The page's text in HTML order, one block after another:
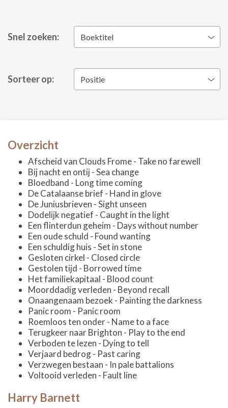
Snel zoeken: Boektitel
Sorteer op: Positie
Overzicht
Afscheid van Clouds Frome - Take no farewell
Bij nacht en ontij - Sea change
Bloedband - Long time coming
De Catalaanse brief - Hand in glove
De Juniusbrieven - Sight unseen
Dodelijk negatief - Caught in the light
Een flinterdun geheim - Days without number
Een oude schuld - Found wanting
Een schuldig huis - Set in stone
Gesloten cirkel - Closed circle
Gestolen tijd - Borrowed time
Het familiekapitaal - Blood count
Moorddadig verleden - Beyond recall
Onaangenaam bezoek - Painting the darkness
Panic room - Panic room
Roemloos ten onder - Name to a face
Terugkeer naar Brighton - Play to the end
Verboden te lezen - Dying to tell
Verjaard bedrog - Past caring
Verzwegen bestaan - In pale battalions
Voltooid verleden - Fault line
Harry Barnett